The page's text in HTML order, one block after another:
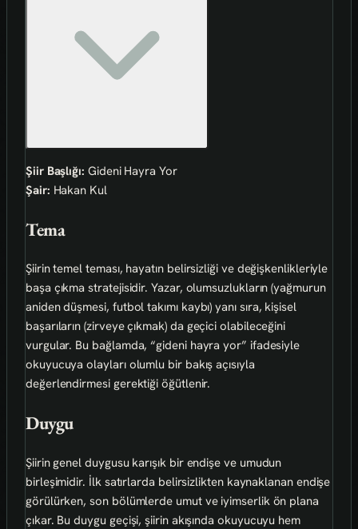
Şiir Başlığı: Gideni Hayra Yor
Şair: Hakan Kul
Tema
Şiirin temel teması, hayatın belirsizliği ve değişkenlikleriyle
başa çıkma stratejisidir. Yazar, olumsuzlukların (yağmurun
aniden düşmesi, futbol takımı kaybı) yanı sıra, kişisel
başarıların (zirveye çıkmak) da geçici olabileceğini
vurgular. Bu bağlamda, “gideni hayra yor” ifadesiyle
okuyucuya olayları olumlu bir bakış açısıyla
değerlendirmesi gerektiği öğütlenir.
Duygu
Şiirin genel duygusu karışık bir endişe ve umudun
birleşimidir. İlk satırlarda belirsizlikten kaynaklanan endişe
görülürken, son bölümlerde umut ve iyimserlik ön plana
çıkar. Bu duygu geçişi, şiirin akışında okuyucuyu hem